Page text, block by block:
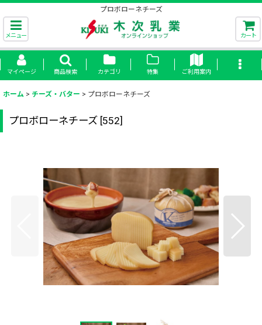
プロボローネチーズ
メニュー カート
マイページ 商品検索 カテゴリ 特集 ご利用案内
ホーム > チーズ・バター > プロボローネチーズ
プロボローネチーズ [552]